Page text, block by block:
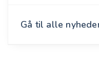
Gå til alle